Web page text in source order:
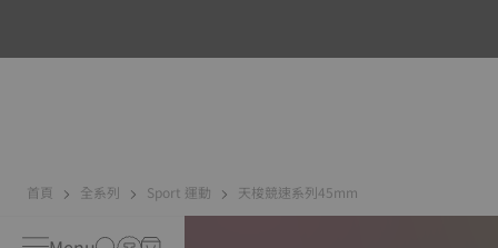
首頁 全系列 Sport 運動 天梭競速系列45mm